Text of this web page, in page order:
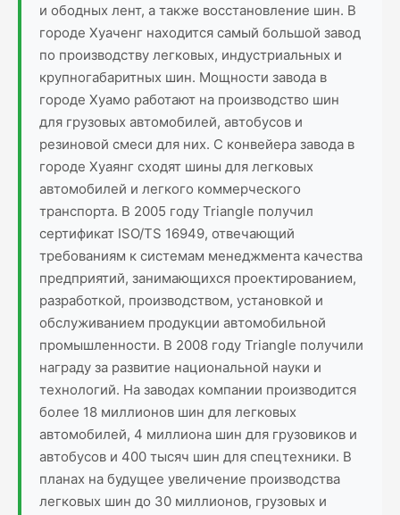
и ободных лент, а также восстановление шин. В
городе Хуаченг находится самый большой завод
по производству легковых, индустриальных и
крупногабаритных шин. Мощности завода в
городе Хуамо работают на производство шин
для грузовых автомобилей, автобусов и
резиновой смеси для них. С конвейера завода в
городе Хуаянг сходят шины для легковых
автомобилей и легкого коммерческого
транспорта. В 2005 году Triangle получил
сертификат ISO/TS 16949, отвечающий
требованиям к системам менеджмента качества
предприятий, занимающихся проектированием,
разработкой, производством, установкой и
обслуживанием продукции автомобильной
промышленности. В 2008 году Triangle получили
награду за развитие национальной науки и
технологий. На заводах компании производится
более 18 миллионов шин для легковых
автомобилей, 4 миллиона шин для грузовиков и
автобусов и 400 тысяч шин для спецтехники. В
планах на будущее увеличение производства
легковых шин до 30 миллионов, грузовых и